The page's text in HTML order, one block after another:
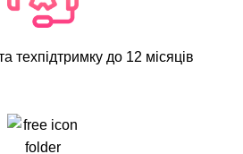
техпідтримку до 12 місяців